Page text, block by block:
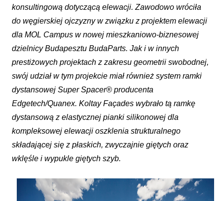
konsultingową dotyczącą elewacji. Zawodowo wróciła
do węgierskiej ojczyzny w związku z projektem elewacji
dla MOL Campus w nowej mieszkaniowo-biznesowej
dzielnicy Budapesztu BudaParts. Jak i w innych
prestiżowych projektach z zakresu geometrii swobodnej,
swój udział w tym projekcie miał również system ramki
dystansowej Super Spacer® producenta
Edgetech/Quanex. Koltay Façades wybrało tą ramkę
dystansową z elastycznej pianki silikonowej dla
kompleksowej elewacji oszklenia strukturalnego
składającej się z płaskich, zwyczajnie giętych oraz
wklęśle i wypukle giętych szyb.